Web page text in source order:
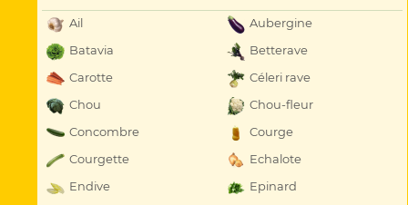
Ail
Aubergine
Batavia
Betterave
Carotte
Céleri rave
Chou
Chou-fleur
Concombre
Courge
Courgette
Echalote
Endive
Epinard